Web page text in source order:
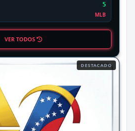
5
MLB
VER TODOS
DESTACADO